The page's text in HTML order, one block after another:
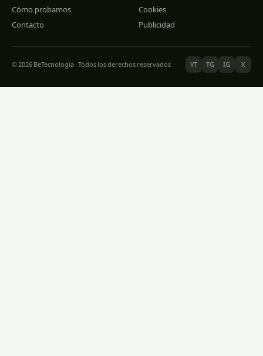
Cómo probamos
Contacto
Cookies
Publicidad
© 2026 BeTecnologia · Todos los derechos reservados YT TG IG X